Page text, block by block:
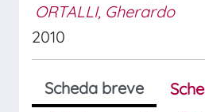
ORTALLI, Gherardo
2010
Scheda breve